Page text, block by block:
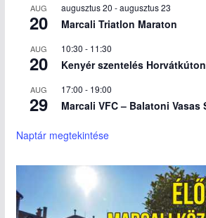
AUG
20
augusztus 20 -augusztus 23
Marcali Triatlon Maraton
AUG
20
10:30 - 11:30
Kenyér szentelés Horvátkúton
AUG
29
17:00 - 19:00
Marcali VFC – Balatoni Vasas
Naptár megtekintése